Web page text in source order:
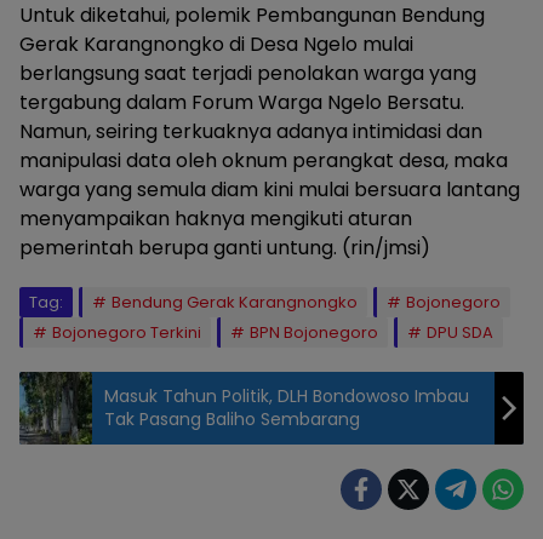
Untuk diketahui, polemik Pembangunan Bendung
Gerak Karangnongko di Desa Ngelo mulai
berlangsung saat terjadi penolakan warga yang
tergabung dalam Forum Warga Ngelo Bersatu.
Namun, seiring terkuaknya adanya intimidasi dan
manipulasi data oleh oknum perangkat desa, maka
warga yang semula diam kini mulai bersuara lantang
menyampaikan haknya mengikuti aturan
pemerintah berupa ganti untung. (rin/jmsi)
Tag: Bendung Gerak Karangnongko
Bojonegoro
Bojonegoro Terkini
BPN Bojonegoro DPU SDA
Masuk Tahun Politik, DLH Bondowoso Imbau
Tak Pasang Baliho Sembarang